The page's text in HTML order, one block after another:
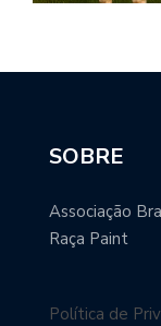
SOBRE
Associação
Raça Paint
Política de